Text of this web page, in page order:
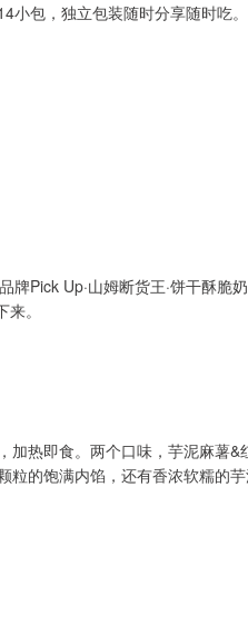
包，独立包装随时分享随时吃。
牌Pick Up·山姆断货王·饼干酥脆
。
加热即食。两个口味，芋泥麻薯&
粒的饱满内馅，还有香浓软糯的